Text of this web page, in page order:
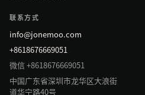
联系方式
info@jonemoo.com
+8618676669051
微信 +8618676669051
中国广东省深圳市龙华区大浪街
道华宁路40号